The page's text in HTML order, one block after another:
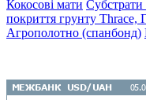
Кокосові мати Субстрати
покриття грунту Thrace,
Агрополотно (спанбонд)